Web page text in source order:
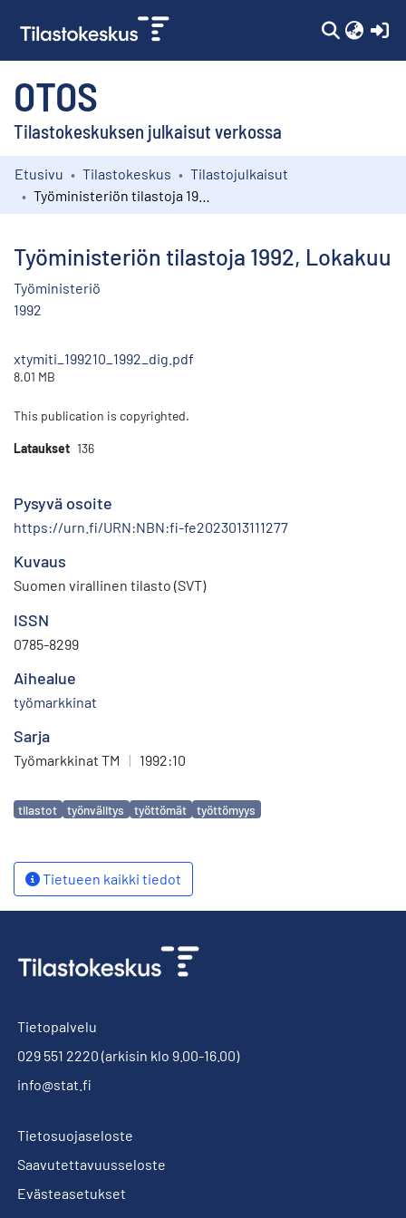
OTOS
Tilastokeskuksen julkaisut verkossa
Kokoelmat
Etusivu Tilastokeskus
Tilastojulkaisut
Työministeriön tilastoja 1992, Lokakuu
Työministeriö
1992
xtymiti_199210_1992_dig.pdf
8.01 MB
This publication is copyrighted.
Lataukset 136
Pysyvä osoite
https://urn.fi/URN:NBN:fi-fe2023013111277
Kuvaus
Suomen virallinen tilasto (SVT)
ISSN
0785-8299
Aihealue
työmarkkinat
Sarja
Työmarkkinat TM | 1992:10
Avainsanat
tilastot työnvälitys työttömät työttömyys
Tietueen kaikki tiedot
Tietopalvelu
029 551 2220 (arkisin klo 9.00-16.00)
info@stat.fi
Tietosuojaseloste
Saavutettavuusseloste
Evästeasetukset